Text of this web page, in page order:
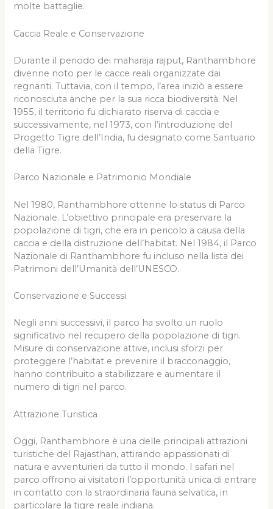
molte battaglie.
Caccia Reale e Conservazione
Durante il periodo dei maharaja rajput, Ranthambhore
divenne noto per le cacce reali organizzate dai
regnanti. Tuttavia, con il tempo, l’area iniziò a essere
riconosciuta anche per la sua ricca biodiversità. Nel
1955, il territorio fu dichiarato riserva di caccia e
successivamente, nel 1973, con l’introduzione del
Progetto Tigre dell’India, fu designato come Santuario
della Tigre.
Parco Nazionale e Patrimonio Mondiale
Nel 1980, Ranthambhore ottenne lo status di Parco
Nazionale. L’obiettivo principale era preservare la
popolazione di tigri, che era in pericolo a causa della
caccia e della distruzione dell’habitat. Nel 1984, il Parco
Nazionale di Ranthambhore fu incluso nella lista dei
Patrimoni dell’Umanità dell’UNESCO.
Conservazione e Successi
Negli anni successivi, il parco ha svolto un ruolo
significativo nel recupero della popolazione di tigri.
Misure di conservazione attive, inclusi sforzi per
proteggere l’habitat e prevenire il bracconaggio,
hanno contribuito a stabilizzare e aumentare il
numero di tigri nel parco.
Attrazione Turistica
Oggi, Ranthambhore è una delle principali attrazioni
turistiche del Rajasthan, attirando appassionati di
natura e avventurieri da tutto il mondo. I safari nel
parco offrono ai visitatori l’opportunità unica di entrare
in contatto con la straordinaria fauna selvatica, in
particolare la tigre reale indiana.